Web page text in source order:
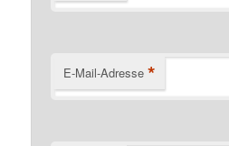
E-Mail-Adresse *